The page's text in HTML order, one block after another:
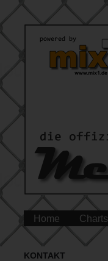
Home Charts
KONTAKT